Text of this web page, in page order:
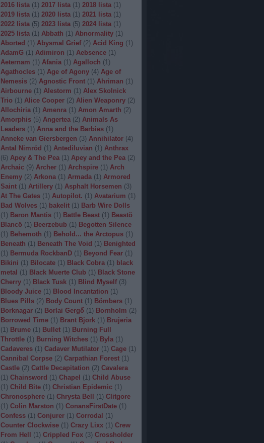
2016 lista (1) 2017 lista (1) 2018 lista (1)
2019 lista (1) 2020 lista (1) 2021 lista (1)
2022 lista (5) 2023 lista (5) 2024 lista (1)
2025 lista (1) Abbath (1) Abnormality (1)
Aborted (1) Abysmal Grief (2) Acid King (1)
AdamG (1) Adimiron (1) Aebsence (1)
Aeternam (1) Afania (1) Agalloch (1)
Agathocles (1) Age of Agony (4) Age of
Nemesis (2) Agnostic Front (1) Ahriman (1)
Airbourne (1) Alestorm (1) Alex Skolnick
Trio (1) Alice Cooper (2) Alien Weaponry (2)
Allochiria (1) Amenra (1) Amon Amarth (2)
Amorphis (5) Angertea (2) Animals As
Leaders (1) Anna and the Barbies (1)
Anneke van Giersbergen (3) Annihilator (4)
Antal Nimród (1) Antediluvian (1) Anthrax
(6) Apey & The Pea (1) Apey and the Pea (2)
Archaic (9) Archer (1) Archspire (1) Arch
Enemy (2) Arkona (1) Armada (1) Armored
Saint (1) Artillery (1) Asphalt Horsemen (3)
At The Gates (1) Autopilot. (1) Avatarium (1)
Bad Wolves (1) bakelit (1) Barb Wire Dolls
(1) Baron Mantis (1) Battle Beast (1) Beastö
Blancö (1) Beerzebub (1) Begotten Silence
(1) Behemoth (1) Behold... the Arctopus (1)
Beneath (1) Beneath The Void (1) Benighted
(1) Bermuda RockbanD (1) Beyond Fear (1)
Bikini (1) Bilocate (1) Black Cobra (1) black
metal (1) Black Muerte Club (1) Black Stone
Cherry (1) Black Tusk (1) Blind Myself (3)
Bloody Juice (1) Blood Incantation (1)
Blues Pills (2) Body Count (1) Bömbers (1)
Borknagar (2) Borlai Gergő (1) Bornholm (2)
Borrowed Time (1) Brant Bjork (1) Brujeria
(1) Brume (1) Bullet (1) Burning Full
Throttle (1) Burning Witches (1) Byla (1)
Cadaveres (1) Cadaver Mutilator (1) Cage (1)
Cannibal Corpse (2) Carpathian Forest (1)
Castle (2) Cattle Decapitation (2) Cavalera
(1) Chainsword (1) Chapel (1) Child Abuse
(1) Child Bite (1) Christian Epidemic (1)
Chronosphere (1) Chrysta Bell (1) Clitgore
(1) Colin Marston (1) ConansFirstDate (1)
Confess (1) Conjurer (1) Corrodal (1)
Counter Clockwise (1) Crazy Lixx (1) Crew
From Hell
(1) Crippled Fox (3) Crossholder